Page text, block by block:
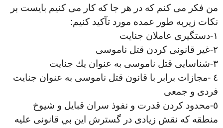
من فکر می کنم که در هر جا که کار می کنیم بايست بر
نكات زيربه طور عمده مورد تآكيد کنیم:
١-دستگيرى عاملان جنايت
٢-غير قانونى كردن قتل ناموسى
٣-شناسايى قتل ناموسى به عنوان يك جنايت
٤ -مجازات برابر با قانون قتل ناموسى به عنوان جنايت
فردى و جمعى
٥-محدود كردن قدرت و نفوذ سران قبايل و شيوخ
منطقه كه نقش زيادى در گسترش اين بي قانونى عليه